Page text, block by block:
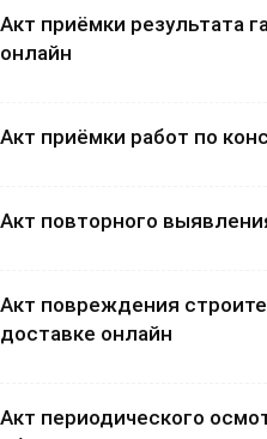
Акт приёмки результата
онлайн
Акт приёмки работ по
Акт повторного
Акт повреждения
доставке онлайн
Акт периодического